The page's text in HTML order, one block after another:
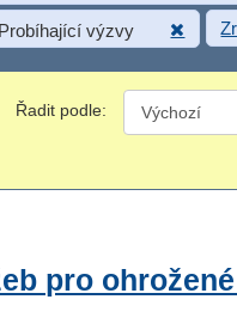
Probíhající výzvy
Řadit podle:
pro